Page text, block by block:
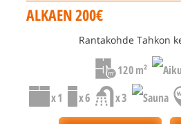
ALKAEN 200€
Rantakohde Tahkon
120 m²
x 1
x 6 x 3